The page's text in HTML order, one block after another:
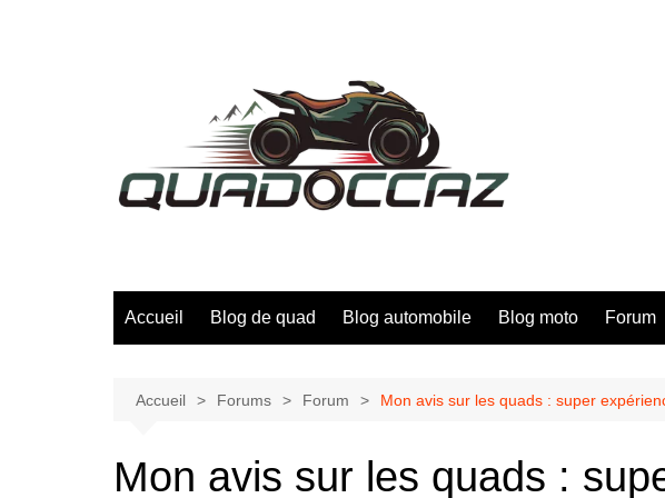
Accueil Blog de quad Blog automobile Blog moto Forum
Accueil Forums Forum Mon avis sur les quads : super
Mon avis sur les quads :